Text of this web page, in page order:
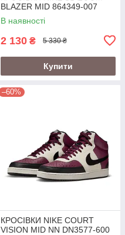
BLAZER MID 864349-007
В наявності
2 130 ₴ 5 330 ₴
Купити
–60%
КРОСІВКИ NIKE COURT
VISION MID NN DN3577-600